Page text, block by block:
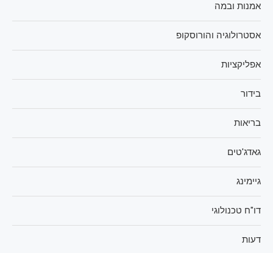
אמנות ובמה
אסטרולוגיה והורוסקופ
אפליקציות
בידור
בריאות
גאדג'טים
גיימינג
דו"ח טכנולוגי
דעות